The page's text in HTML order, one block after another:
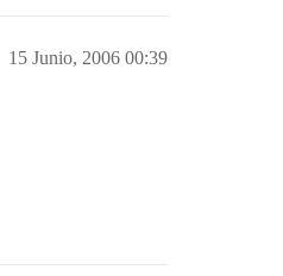
15 Junio, 2006 00:39